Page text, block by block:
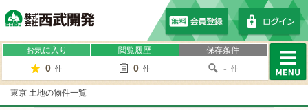
お気に入り
0 件
閲覧履歴
0 件
保存条件
- 件
東京 土地の物件一覧